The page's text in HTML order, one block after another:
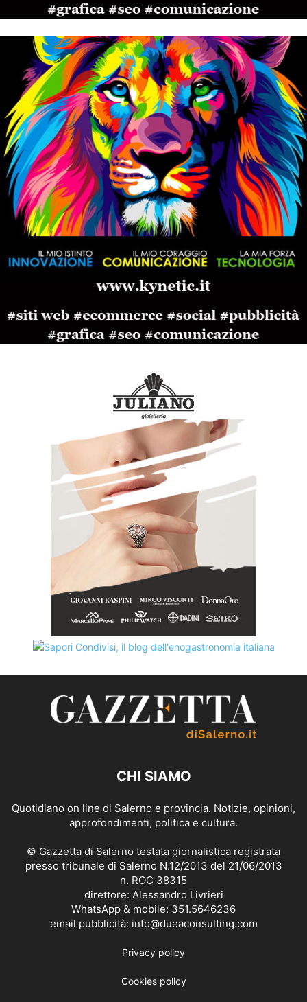
CHI SIAMO
Quotidiano on line di Salerno e provincia. Notizie, opinioni,
approfondimenti, politica e cultura.
© Gazzetta di Salerno testata giornalistica registrata
presso tribunale di Salerno N.12/2013 del 21/06/2013
n. ROC 38315
direttore: Alessandro Livrieri
WhatsApp & mobile: 351.5646236
email pubblicità: info@dueaconsulting.com
Privacy policy
Cookies policy